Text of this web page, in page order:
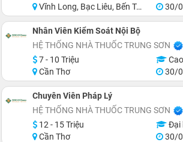
Vĩnh Long, Bạc Liêu, Bến Tre, Long An
30/
Nhân Viên Kiểm Soát Nội Bộ
HỆ THỐNG NHÀ THUỐC TRUNG SƠN
7 - 10 Triệu
Cần Thơ
30/
Chuyên Viên Pháp Lý
HỆ THỐNG NHÀ THUỐC TRUNG SƠN
12 - 15 Triệu
Đại
Cần Thơ
30/